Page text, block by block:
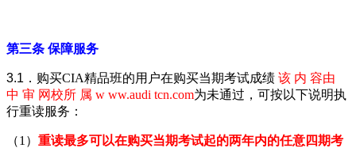
第三条 保障服务
3.1． 购买CIA精品班的用户在购买当期考试成绩 该 内 容由
中 审 网校所 属 w ww.audi tcn.com为未通过，可按以下说明执
行重读服务：
（1） 重读最多可以在购买当期考试起的两年内的任意四期考